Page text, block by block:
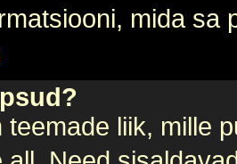
mida sa
teemade liik, mille